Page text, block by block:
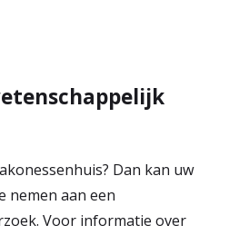
Dan kan uw
nemen aan een
Voor informatie over